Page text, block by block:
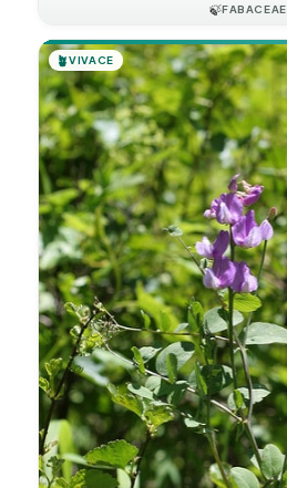
🍃FABACEAE
🪴VIVACE